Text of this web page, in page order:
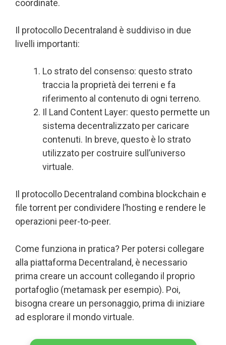
coordinate.
Il protocollo Decentraland è suddiviso in due
livelli importanti:
Lo strato del consenso: questo strato
traccia la proprietà dei terreni e fa
riferimento al contenuto di ogni terreno.
Il Land Content Layer: questo permette un
sistema decentralizzato per caricare
contenuti. In breve, questo è lo strato
utilizzato per costruire sull’universo
virtuale.
Il protocollo Decentraland combina blockchain e
file torrent per condividere l’hosting e rendere le
operazioni peer-to-peer.
Come funziona in pratica? Per potersi collegare
alla piattaforma Decentraland, è necessario
prima creare un account collegando il proprio
portafoglio (metamask per esempio). Poi,
bisogna creare un personaggio, prima di iniziare
ad esplorare il mondo virtuale.